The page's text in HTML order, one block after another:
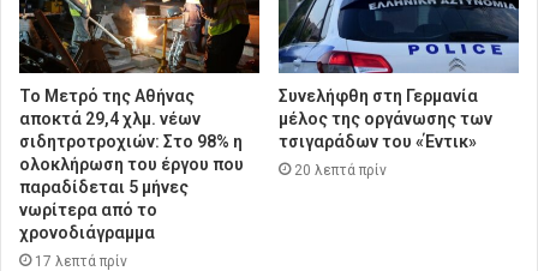
Το Μετρό της Αθήνας
αποκτά 29,4 χλμ. νέων
σιδητροτροχιών: Στο 98% η
ολοκλήρωση του έργου που
παραδίδεται 5 μήνες
νωρίτερα από το
χρονοδιάγραμμα
17 λεπτά πρίν
Συνελήφθη στη Γερμανία
μέλος της οργάνωσης των
τσιγαράδων του «Έντικ»
20 λεπτά πρίν